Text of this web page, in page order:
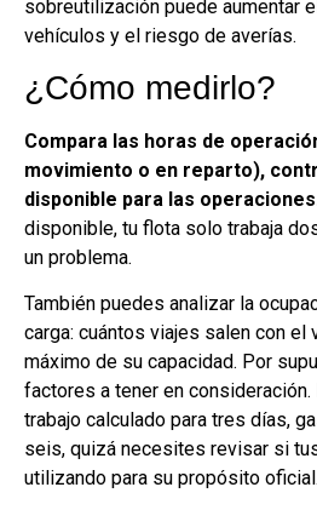
sobreutilización puede aumentar
vehículos y el riesgo de averías.
¿Cómo medirlo?
Compara las horas de
movimiento o en reparto),
disponible para las
disponible, tu flota solo trabaja
un problema.
También puedes analizar la
carga: cuántos viajes salen con el
máximo de su capacidad. Por
factores a tener en
trabajo calculado para tres días,
seis, quizá necesites revisar si
utilizando para su propósito oficial.